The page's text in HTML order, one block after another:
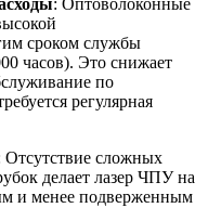
: Оптоволоконные
сроком службы
часов). Это снижает
по
регулярная
Отсутствие сложных
делает лазер ЧПУ на
и менее подверженным